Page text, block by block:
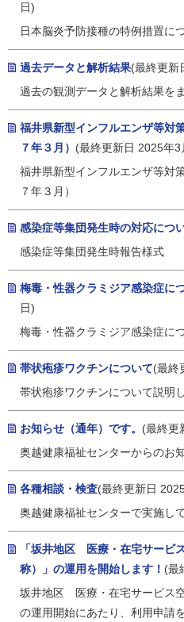
日)
日本脳炎予防接種の特例措置に
過去データと解析結果(最終更新
過去の観測データと解析結果を
福井県新型インフルエンザ等対
７年３月） (最終更新日 2025年3
福井県新型インフルエンザ等対
７年３月）
感染症等集団発生時の対応につ
感染症等集団発生時報告様式
梅毒・性器クラミジア感染症に
日)
梅毒・性器クラミジア感染症に
帯状疱疹ワクチンについて(最終
帯状疱疹ワクチンについて説明し
お知らせ（通年）です。 (最終更
奥越健康福祉センターからのお
各種相談・検査(最終更新日
奥越健康福祉センターで実施し
「坂井地区 医療・在宅サービ
称）」の運用を開始します！ (最
坂井地区 医療・在宅サービス
の運用開始にあたり、利用申請